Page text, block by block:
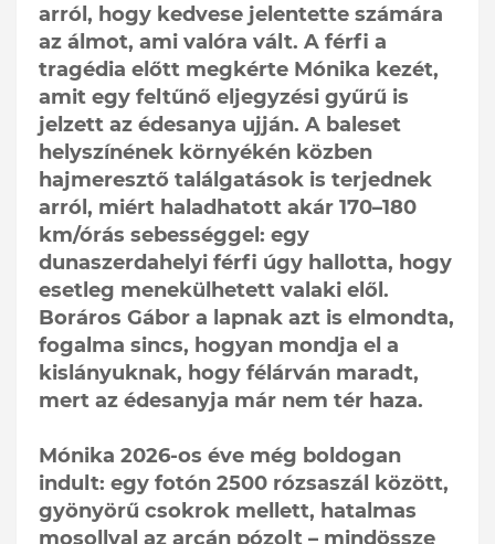
arról, hogy kedvese jelentette számára
az álmot, ami valóra vált. A férfi a
tragédia előtt megkérte Mónika kezét,
amit egy feltűnő eljegyzési gyűrű is
jelzett az édesanya ujján. A baleset
helyszínének környékén közben
hajmeresztő találgatások is terjednek
arról, miért haladhatott akár 170–180
km/órás sebességgel: egy
dunaszerdahelyi férfi úgy hallotta, hogy
esetleg menekülhetett valaki elől.
Boráros Gábor a lapnak azt is elmondta,
fogalma sincs, hogyan mondja el a
kislányuknak, hogy félárván maradt,
mert az édesanyja már nem tér haza.
Mónika 2026-os éve még boldogan
indult: egy fotón 2500 rózsaszál között,
gyönyörű csokrok mellett, hatalmas
mosollyal az arcán pózolt – mindössze